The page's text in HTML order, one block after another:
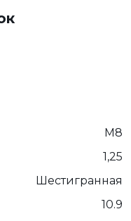
М8
1,25
Шестигранная
10.9